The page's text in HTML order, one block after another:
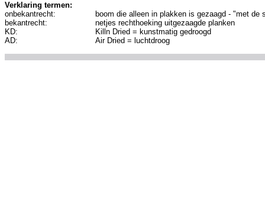
Verklaring termen:
onbekantrecht:
bekantrecht:
KD:
AD:
boom die alleen in plakken is gezaagd - "met de
netjes rechthoeking uitgezaagde planken
Killn Dried = kunstmatig gedroogd
Air Dried = luchtdroog